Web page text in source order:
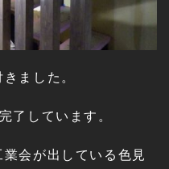
ました。
了しています。
会が出している色見